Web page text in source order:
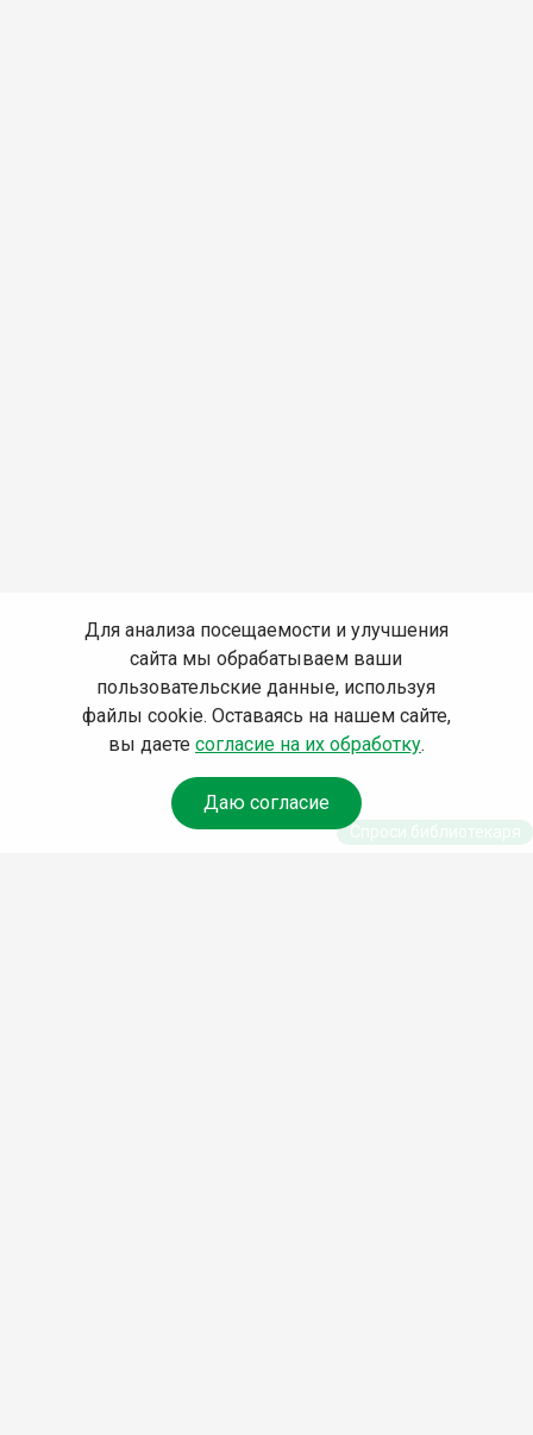
Для анализа посещаемости и улучшения
сайта мы обрабатываем ваши
пользовательские данные, используя
файлы cookie. Оставаясь на нашем сайте,
вы даете согласие на их обработку.
Даю согласие
Спроси библиотекаря